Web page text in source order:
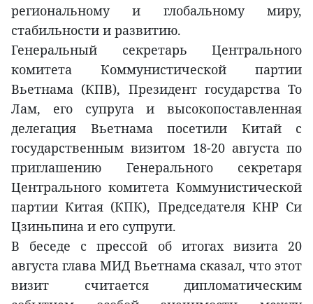
региональному и глобальному миру,
стабильности и развитию.
Генеральный секретарь Центрального
комитета Коммунистической партии
Вьетнама (КПВ), Президент государства То
Лам, его супруга и высокопоставленная
делегация Вьетнама посетили Китай с
государственным визитом 18-20 августа по
приглашению Генерального секретаря
Центрального комитета Коммунистической
партии Китая (КПК), Председателя КНР Си
Цзиньпина и его супруги.
В беседе с прессой об итогах визита 20
августа глава МИД Вьетнама сказал, что этот
визит считается дипломатическим